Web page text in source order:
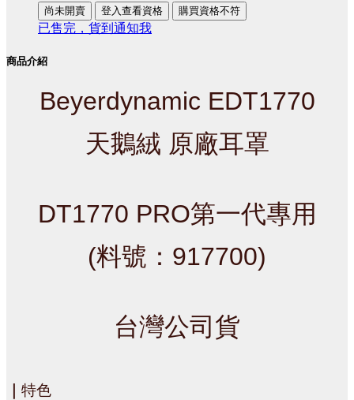
尚未開賣 登入查看資格 購買資格不符
已售完，貨到通知我
商品介紹
Beyerdynamic EDT1770
天鵝絨 原廠耳罩
DT1770 PRO第一代專用
(料號：917700)
台灣公司貨
特色